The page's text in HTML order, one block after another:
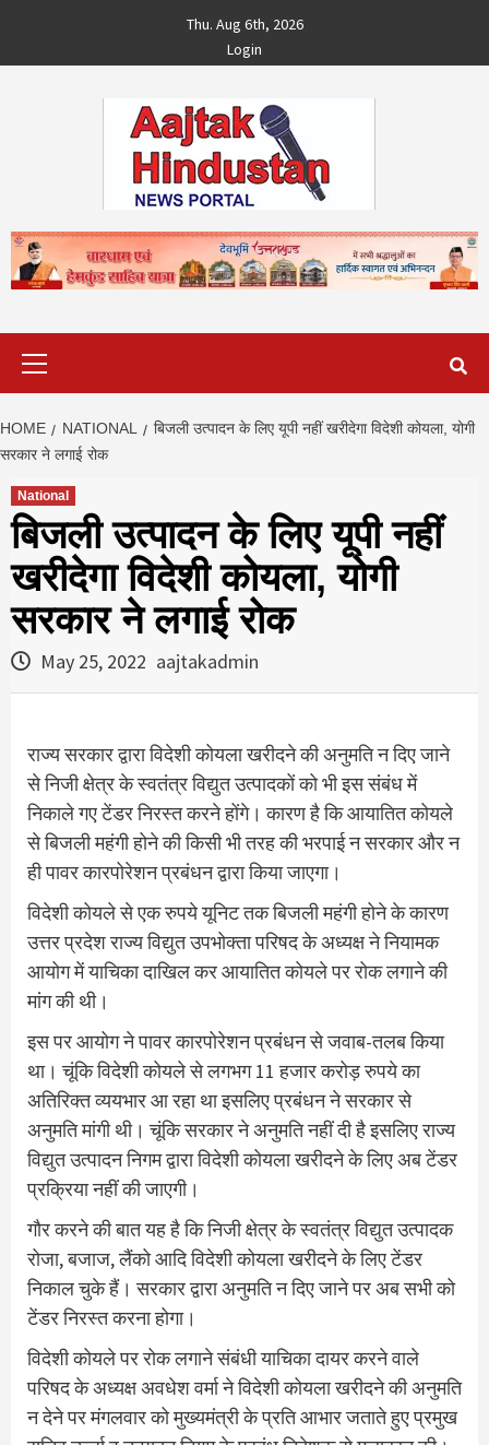
content
Thu. Aug 6th, 2026
Login
HOME NATIONAL
बिजली उत्पादन के लिए यूपी नहीं खरीदेगा विदेशी कोयला, योगी
सरकार ने लगाई रोक
National
बिजली उत्पादन के लिए यूपी नहीं
खरीदेगा विदेशी कोयला, योगी
सरकार ने लगाई रोक
May 25, 2022 aajtakadmin
राज्य सरकार द्वारा विदेशी कोयला खरीदने की अनुमति न दिए जाने
से निजी क्षेत्र के स्वतंत्र विद्युत उत्पादकों को भी इस संबंध में
निकाले गए टेंडर निरस्त करने होंगे। कारण है कि आयातित कोयले
से बिजली महंगी होने की किसी भी तरह की भरपाई न सरकार और न
ही पावर कारपोरेशन प्रबंधन द्वारा किया जाएगा।
विदेशी कोयले से एक रुपये यूनिट तक बिजली महंगी होने के कारण
उत्तर प्रदेश राज्य विद्युत उपभोक्ता परिषद के अध्यक्ष ने नियामक
आयोग में याचिका दाखिल कर आयातित कोयले पर रोक लगाने की
मांग की थी।
इस पर आयोग ने पावर कारपोरेशन प्रबंधन से जवाब-तलब किया
था। चूंकि विदेशी कोयले से लगभग 11 हजार करोड़ रुपये का
अतिरिक्त व्ययभार आ रहा था इसलिए प्रबंधन ने सरकार से
अनुमति मांगी थी। चूंकि सरकार ने अनुमति नहीं दी है इसलिए राज्य
विद्युत उत्पादन निगम द्वारा विदेशी कोयला खरीदने के लिए अब टेंडर
प्रक्रिया नहीं की जाएगी।
गौर करने की बात यह है कि निजी क्षेत्र के स्वतंत्र विद्युत उत्पादक
रोजा, बजाज, लैंको आदि विदेशी कोयला खरीदने के लिए टेंडर
निकाल चुके हैं। सरकार द्वारा अनुमति न दिए जाने पर अब सभी को
टेंडर निरस्त करना होगा।
विदेशी कोयले पर रोक लगाने संबंधी याचिका दायर करने वाले
परिषद के अध्यक्ष अवधेश वर्मा ने विदेशी कोयला खरीदने की अनुमति
न देने पर मंगलवार को मुख्यमंत्री के प्रति आभार जताते हुए प्रमुख